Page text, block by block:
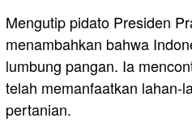
Mengutip pidato Presiden
menambahkan bahwa
lumbung pangan. Ia
telah memanfaatkan lahan-
pertanian.